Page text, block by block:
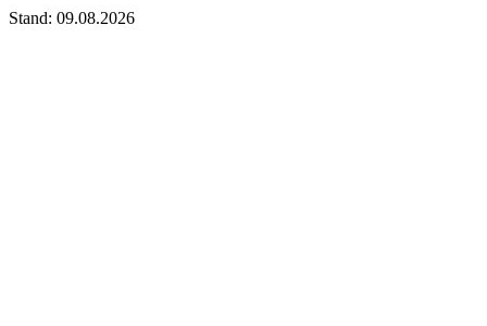
Stand: 09.08.2026